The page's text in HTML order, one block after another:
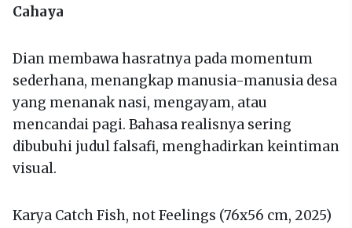
Cahaya
Dian membawa hasratnya pada momentum
sederhana, menangkap manusia-manusia desa
yang menanak nasi, mengayam, atau
mencandai pagi. Bahasa realisnya sering
dibubuhi judul falsafi, menghadirkan keintiman
visual.
Karya Catch Fish, not Feelings (76x56 cm, 2025)